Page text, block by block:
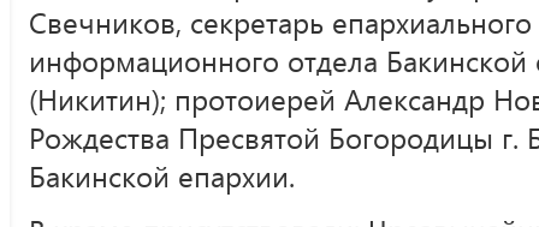
Свечников, секретарь
информационного отдела
(Никитин); протоиерей Александр
Рождества Пресвятой Богородицы г.
Бакинской епархии.